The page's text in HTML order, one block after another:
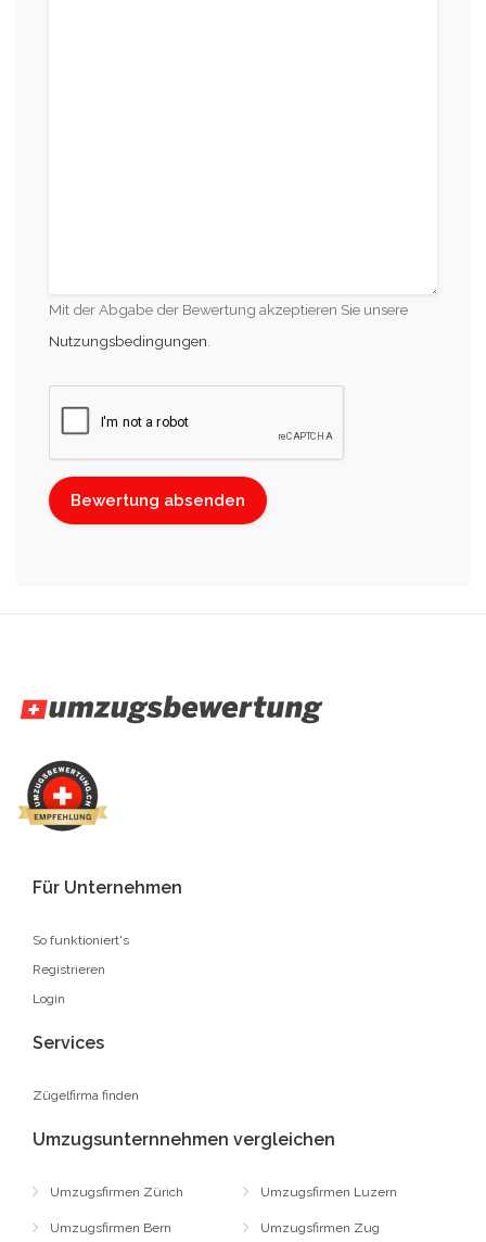
Mit der Abgabe der Bewertung akzeptieren Sie unsere
Nutzungsbedingungen
Für Unternehmen
So funktioniert's
Registrieren
Login
Services
Zügelfirma finden
Umzugsunternnehmen vergleichen
Umzugsfirmen Zürich
Umzugsfirmen Bern
Umzugsfirmen Luzern
Umzugsfirmen Zug